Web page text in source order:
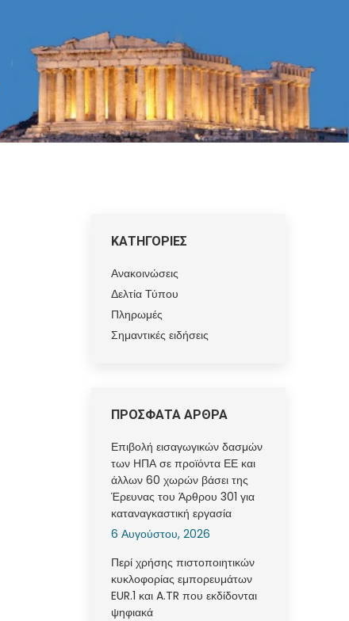
ΚΑΤΗΓΟΡΙΕΣ
Ανακοινώσεις
Δελτία Τύπου
Πληρωμές
Σημαντικές ειδήσεις
ΠΡΟΣΦΑΤΑ ΑΡΘΡΑ
Επιβολή εισαγωγικών δασμών
των ΗΠΑ σε προϊόντα ΕΕ και
άλλων 60 χωρών βάσει της
Έρευνας του Άρθρου 301 για
καταναγκαστική εργασία
6 Αυγούστου, 2026
Περί χρήσης πιστοποιητικών
κυκλοφορίας εμπορευμάτων
EUR.1 και A.TR που εκδίδονται
ψηφιακά